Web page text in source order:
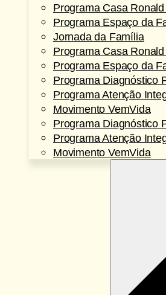
Programa Casa
Programa Espaço da
Jornada da Família
Programa Casa
Programa Espaço da
Programa Diagnóstico
Programa Atenção
Movimento VemVida
Programa Diagnóstico
Programa Atenção
Movimento VemVida